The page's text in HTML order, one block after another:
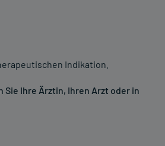
Indikation.
Ihre Ärztin, Ihren Arzt oder in